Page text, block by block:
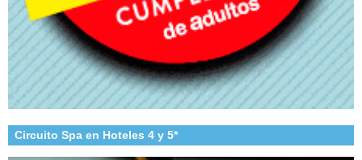
Circuito Spa en Hoteles 4 y 5*